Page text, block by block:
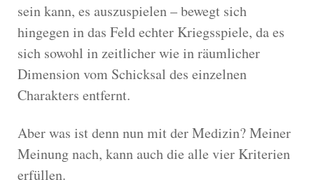
sein kann, es auszuspielen – bewegt sich
hingegen in das Feld echter Kriegsspiele, da es
sich sowohl in zeitlicher wie in räumlicher
Dimension vom Schicksal des einzelnen
Charakters entfernt.
Aber was ist denn nun mit der Medizin? Meiner
Meinung nach, kann auch die alle vier Kriterien
erfüllen.